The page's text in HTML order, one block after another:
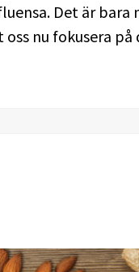
Det är bara
nu fokusera på